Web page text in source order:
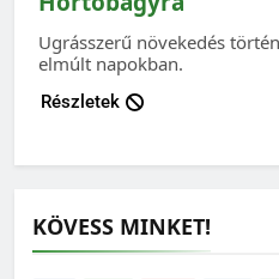
Ugrásszerű növekedés
elmúlt napokban.
Részletek
KÖVESS MINKET!